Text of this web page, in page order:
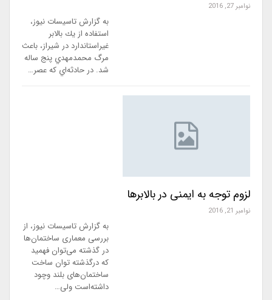
نوامبر 27, 2016
‌به گزارش تاسیسات نیوز،
استفاده از يك بالابر
غيراستاندارد در شيراز، باعث
مرگ محمدمهدي پنج ساله
شد. در حادثه‌اي كه عصر…
لزوم توجه به ایمنی در بالابرها
نوامبر 21, 2016
به گزارش تاسیسات نیوز، از
بررسی معماری ساختمان‌ها
در گذشته می‌توان فهمید
که درگذشته توان ساخت
ساختمان‌های بلند وچود
داشته‌است ولی…